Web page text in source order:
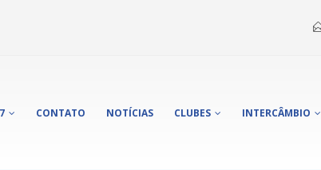
CONTATO NOTÍCIAS CLUBES INTERCÂMBIO